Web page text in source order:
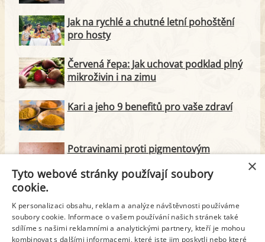
Jak na rychlé a chutné letní pohoštění
pro hosty
Červená řepa: Jak uchovat podklad plný
mikroživin i na zimu
Kari a jeho 9 benefitů pro vaše zdraví
Potravinami proti pigmentovým
potravin se mu raději vyhněte
Nemusí to být jen kečup: Jak zpracovat
×
Tyto webové stránky používají soubory
cookie.
K personalizaci obsahu, reklam a analýze návštěvnosti používáme
soubory cookie. Informace o vašem používání našich stránek také
sdílíme s našimi reklamními a analytickými partnery, kteří je mohou
kombinovat s dalšími informacemi, které jste jim poskytli nebo které